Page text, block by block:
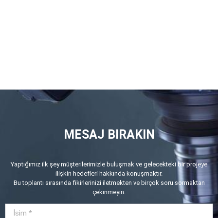
MESAJ BIRAKIN
Yaptığımız ilk şey müşterilerimizle buluşmak ve gelecekteki bir projeye
ilişkin hedefleri hakkında konuşmaktır.
Bu toplantı sırasında fikirlerinizi iletmekten ve birçok soru sormaktan
çekinmeyin.